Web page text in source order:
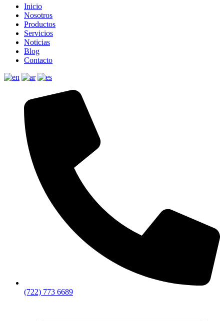
Inicio
Nosotros
Productos
Servicios
Noticias
Blog
Contacto
(722) 773 6689